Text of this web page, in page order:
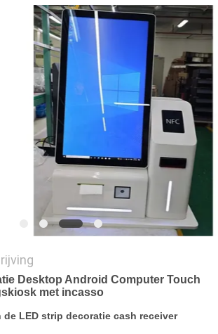
Desktop Android Computer Touch
met incasso
de LED strip decoratie cash receiver